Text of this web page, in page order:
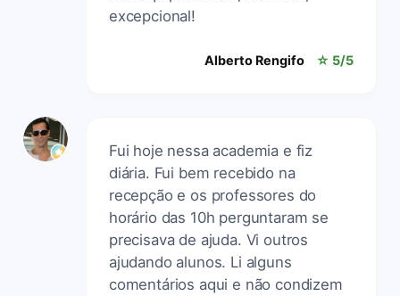
excepcional!
Alberto Rengifo ☆ 5/5
Fui hoje nessa academia e fiz
diária. Fui bem recebido na
recepção e os professores do
horário das 10h perguntaram se
precisava de ajuda. Vi outros
ajudando alunos. Li alguns
comentários aqui e não condizem